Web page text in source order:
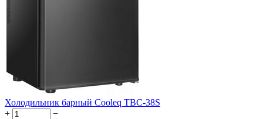
Холодильник барный Cooleq TBC-38S
+
−